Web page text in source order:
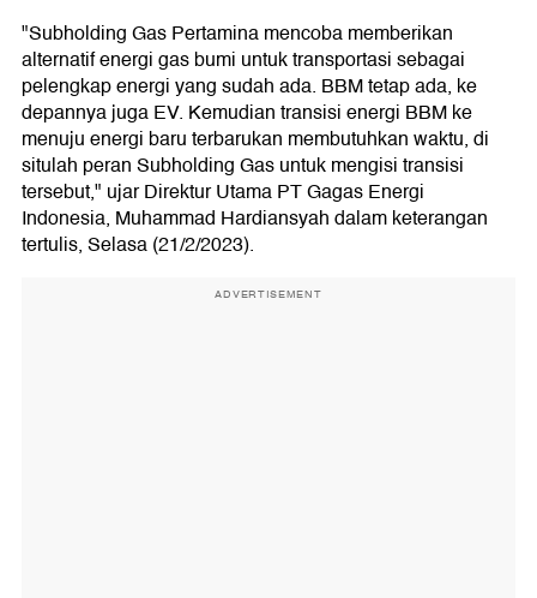
"Subholding Gas Pertamina mencoba memberikan
alternatif energi gas bumi untuk transportasi sebagai
pelengkap energi yang sudah ada. BBM tetap ada, ke
depannya juga EV. Kemudian transisi energi BBM ke
menuju energi baru terbarukan membutuhkan waktu, di
situlah peran Subholding Gas untuk mengisi transisi
tersebut," ujar Direktur Utama PT Gagas Energi
Indonesia, Muhammad Hardiansyah dalam keterangan
tertulis, Selasa (21/2/2023).
ADVERTISEMENT